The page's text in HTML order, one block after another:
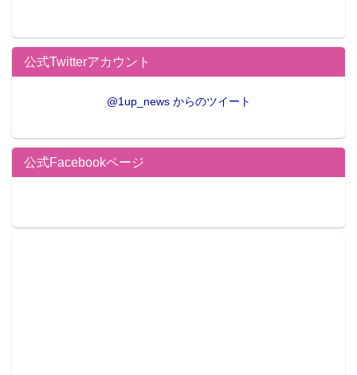
公式Twitterアカウント
@1up_news からのツイート
公式Facebookページ